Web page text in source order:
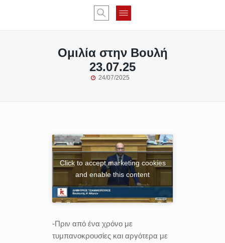
Ομιλία στην Βουλή
23.07.25
24/07/2025
Click to accept marketing cookies
and enable this content
-Πριν από ένα χρόνο με
τυμπανοκρουσίες και αργότερα με